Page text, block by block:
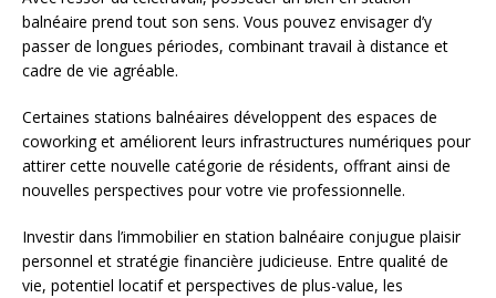
balnéaire prend tout son sens. Vous pouvez envisager d’y
passer de longues périodes, combinant travail à distance et
cadre de vie agréable.
Certaines stations balnéaires développent des espaces de
coworking et améliorent leurs infrastructures numériques pour
attirer cette nouvelle catégorie de résidents, offrant ainsi de
nouvelles perspectives pour votre vie professionnelle.
Investir dans l’immobilier en station balnéaire conjugue plaisir
personnel et stratégie financière judicieuse. Entre qualité de
vie, potentiel locatif et perspectives de plus-value, les